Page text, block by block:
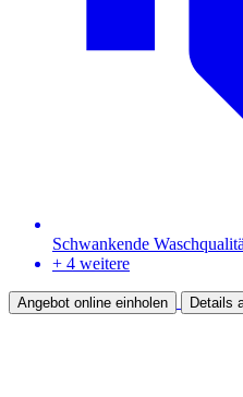
Schwankende
+ 4 weitere
Angebot online einholen Details